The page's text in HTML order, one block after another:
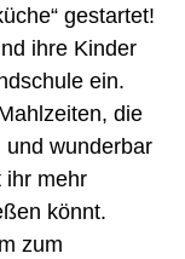
gestartet!
ihre Kinder
ein.
die
und wunderbar
ihr mehr
könnt.
zum